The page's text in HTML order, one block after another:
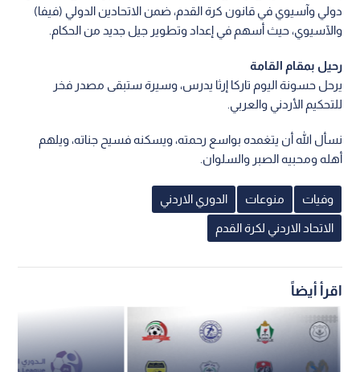
دولي وآسيوي في قانون كرة القدم، ضمن الاتحادين الدولي (فيفا)
والآسيوي، حيث أسهم في إعداد وتطوير جيل جديد من الحكام.
رحيل بمقام القامة
يرحل حسونة اليوم تاركا إرثا يدرس، وسيرة ستبقى مصدر فخر
للتحكيم الأردني والعربي.
نسأل الله أن يتغمده بواسع رحمته، ويسكنه فسيح جناته، ويلهم
أهله ومحبيه الصبر والسلوان.
وفيات منوعات الدوري الاردني
الاتحاد الاردني لكرة القدم
اقرأ أيضاً